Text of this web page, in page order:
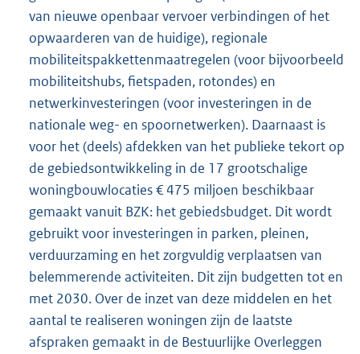
van nieuwe openbaar vervoer verbindingen of het
opwaarderen van de huidige), regionale
mobiliteitspakkettenmaatregelen (voor bijvoorbeeld
mobiliteitshubs, fietspaden, rotondes) en
netwerkinvesteringen (voor investeringen in de
nationale weg- en spoornetwerken). Daarnaast is
voor het (deels) afdekken van het publieke tekort op
de gebiedsontwikkeling in de 17 grootschalige
woningbouwlocaties € 475 miljoen beschikbaar
gemaakt vanuit BZK: het gebiedsbudget. Dit wordt
gebruikt voor investeringen in parken, pleinen,
verduurzaming en het zorgvuldig verplaatsen van
belemmerende activiteiten. Dit zijn budgetten tot en
met 2030. Over de inzet van deze middelen en het
aantal te realiseren woningen zijn de laatste
afspraken gemaakt in de Bestuurlijke Overleggen